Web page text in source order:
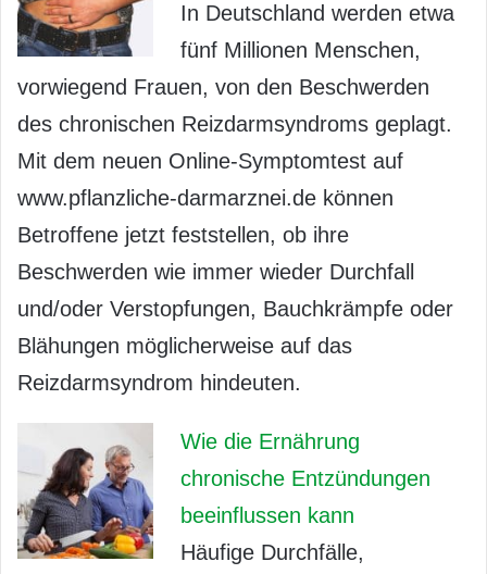
In Deutschland werden etwa
fünf Millionen Menschen,
vorwiegend Frauen, von den Beschwerden
des chronischen Reizdarmsyndroms geplagt.
Mit dem neuen Online-Symptomtest auf
www.pflanzliche-darmarznei.de können
Betroffene jetzt feststellen, ob ihre
Beschwerden wie immer wieder Durchfall
und/oder Verstopfungen, Bauchkrämpfe oder
Blähungen möglicherweise auf das
Reizdarmsyndrom hindeuten.
Wie die Ernährung
chronische Entzündungen
beeinflussen kann
Häufige Durchfälle,